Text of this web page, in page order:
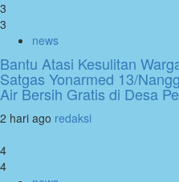
3
3
news
Bantu Atasi Kesulitan
Satgas Yonarmed 13/
Air Bersih Gratis di Desa
2 hari ago redaksi
4
4